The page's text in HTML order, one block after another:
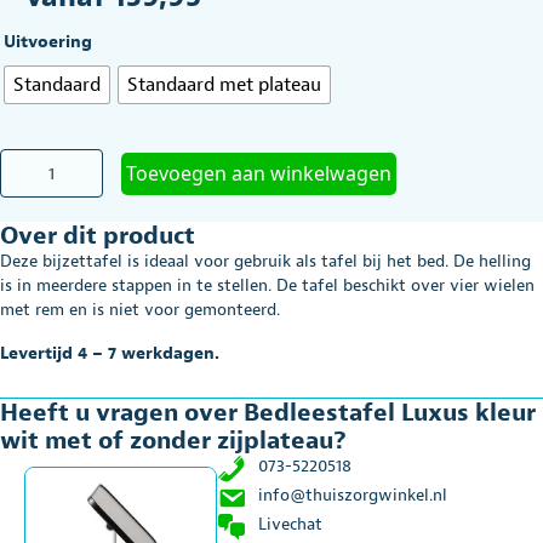
Uitvoering
Standaard Standaard met plateau
Bedleestafel
wit
met
of
zonder
aantal
Toevoegen aan winkelwagen
Over dit product
Deze bijzettafel is ideaal voor gebruik als tafel bij het bed. De helling
is in meerdere stappen in te stellen. De tafel beschikt over vier wielen
met rem en is niet voor gemonteerd.
Levertijd 4 – 7 werkdagen.
Heeft u vragen over Bedleestafel Luxus kleur
wit met of zonder zijplateau?
073-5220518
info@thuiszorgwinkel.nl
Livechat